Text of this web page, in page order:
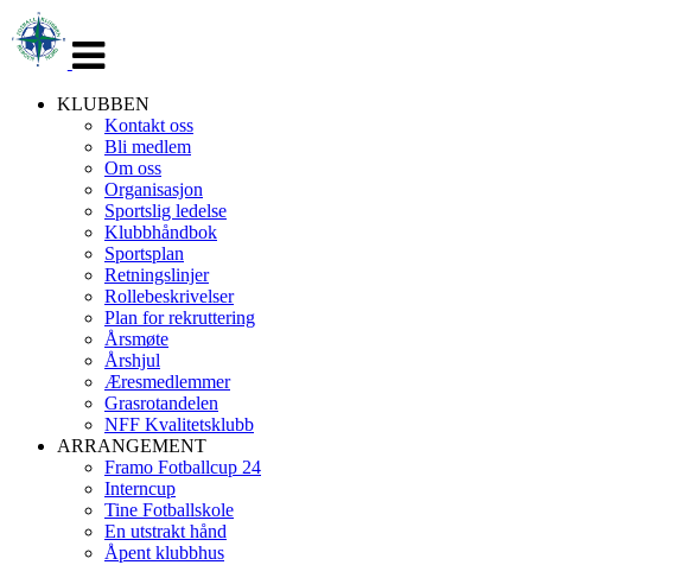
navigasjon
KLUBBEN
Kontakt oss
Bli medlem
Om oss
Organisasjon
Sportslig ledelse
Klubbhåndbok
Sportsplan
Retningslinjer
Rollebeskrivelser
Plan for rekruttering
Årsmøte
Årshjul
Æresmedlemmer
Grasrotandelen
NFF Kvalitetsklubb
ARRANGEMENT
Framo Fotballcup 24
Interncup
Tine Fotballskole
En utstrakt hånd
Åpent klubbhus